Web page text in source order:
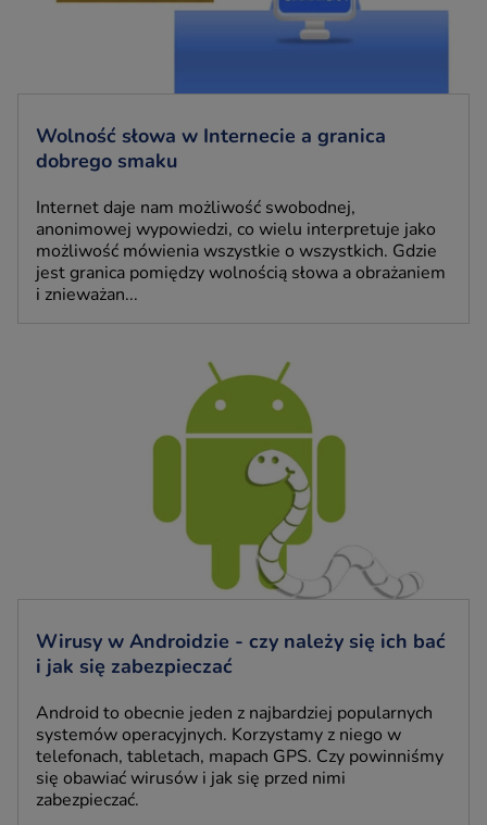
Wolność słowa w Internecie a granica
dobrego smaku
Internet daje nam możliwość swobodnej,
anonimowej wypowiedzi, co wielu interpretuje jako
możliwość mówienia wszystkie o wszystkich. Gdzie
jest granica pomiędzy wolnością słowa a obrażaniem
i znieważan...
Wirusy w Androidzie - czy należy się ich bać
i jak się zabezpieczać
Android to obecnie jeden z najbardziej popularnych
systemów operacyjnych. Korzystamy z niego w
telefonach, tabletach, mapach GPS. Czy powinniśmy
się obawiać wirusów i jak się przed nimi
zabezpieczać.